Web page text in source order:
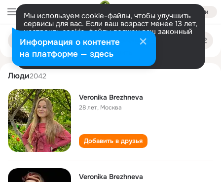
Войти
Мы используем cookie-файлы, чтобы улучшить
сервисы для вас. Если ваш возраст менее 13 лет,
настроить cookie-файлы должен ваш законный
представитель. Больше информации
Разрешить все Настроить
Поиск
людям
veronika brezhneva
Люди2042
Veronika Brezhneva
28 лет, Москва
Добавить в друзья
Veronika Brezhneva
Информация о контенте
на платформе — здесь